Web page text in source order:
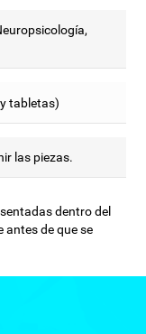
tabletas)
las piezas.
dentro del
antes de que se